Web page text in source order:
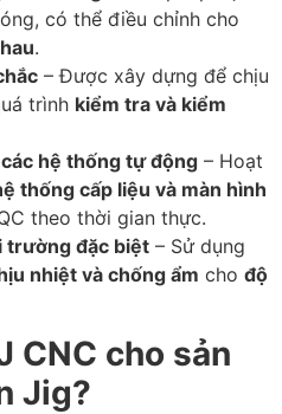
có thể điều chỉnh cho
.
– Được xây dựng để chịu
trình kiểm tra và kiểm
hệ thống tự động – Hoạt
thống cấp liệu và màn hình
theo thời gian thực.
trường đặc biệt – Sử dụng
nhiệt và chống ẩm cho độ
CNC cho sản
Jig?